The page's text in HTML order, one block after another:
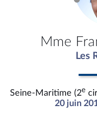
Mme
Les
Seine-Maritime (2e
20 juin